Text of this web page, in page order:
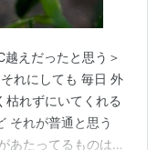
だったと思う＞
れにしても 毎日 外
枯れずにいてくれる
それが普通と思う
あたってるものは火